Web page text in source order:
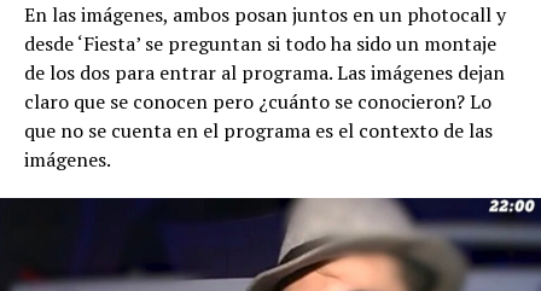
En las imágenes, ambos posan juntos en un photocall y
desde ‘Fiesta’ se preguntan si todo ha sido un montaje
de los dos para entrar al programa. Las imágenes dejan
claro que se conocen pero ¿cuánto se conocieron? Lo
que no se cuenta en el programa es el contexto de las
imágenes.